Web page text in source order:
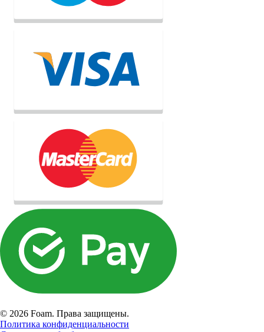
© 2026 Foam. Права защищены.
Политика конфиденциальности